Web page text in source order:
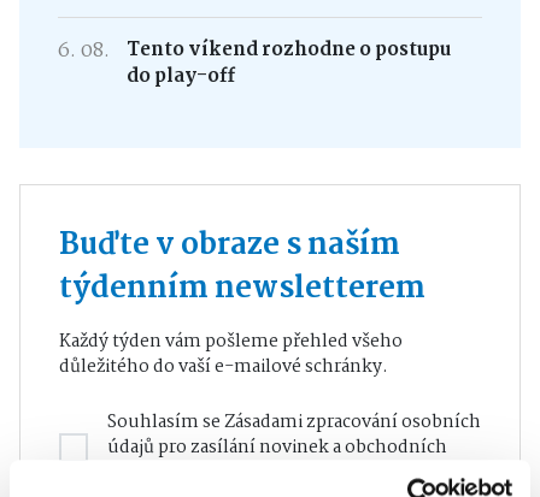
6. 08.
Tento víkend rozhodne o postupu
do play-off
Buďte v obraze s naším
týdenním newsletterem
Každý týden vám pošleme přehled všeho
důležitého do vaší e-mailové schránky.
Souhlasím seZásadami zpracování osobních
údajůpro zasílání novinek a obchodních